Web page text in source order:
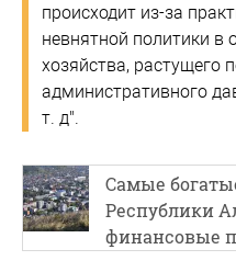
происходит из-за
невнятной политики в
хозяйства, растущего
административного
т. д".
Самые
Республики
финансовые